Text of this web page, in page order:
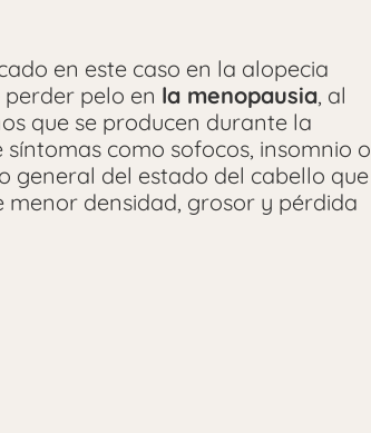
en este caso en la alopecia
pelo en la menopausia, al
que se producen durante la
como sofocos, insomnio o
general del estado del cabello que
menor densidad, grosor y pérdida